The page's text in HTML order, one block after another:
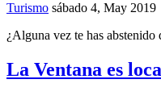
Turismo sábado 4, May 2019
¿Alguna vez te has abstenido
La Ventana es